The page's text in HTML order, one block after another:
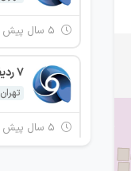
7 ردیف شغلی
تهران